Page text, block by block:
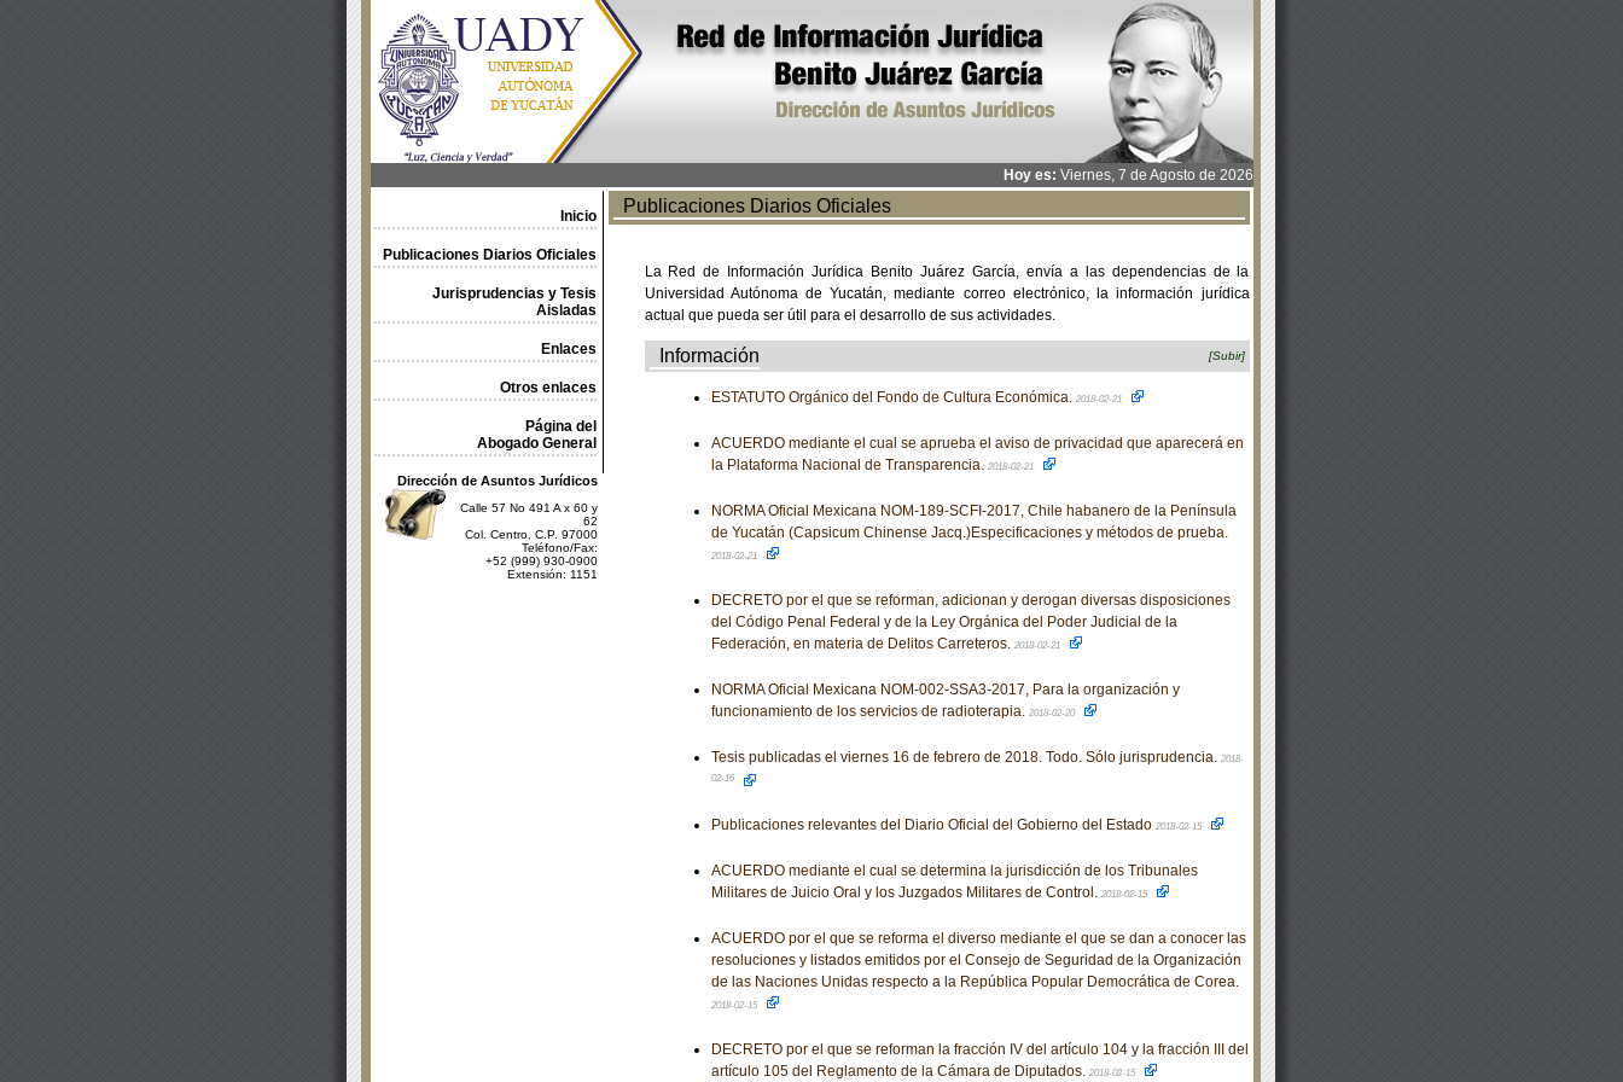
Hoy es: Viernes, 7 de Agosto de 2026
Inicio
Publicaciones Diarios Oficiales
Jurisprudencias y Tesis
Aisladas
Enlaces
Otros enlaces
Página del
Abogado General
Dirección de Asuntos Jurídicos
Calle 57 No 491 A x 60 y
62
Col. Centro, C.P. 97000
Teléfono/Fax:
+52 (999) 930-0900
Extensión: 1151
Publicaciones Diarios Oficiales
La Red de Información Jurídica Benito Juárez García, envía a las dependencias de la
Universidad Autónoma de Yucatán, mediante correo electrónico, la información jurídica
actual que pueda ser útil para el desarrollo de sus actividades.
Información [Subir]
ESTATUTO Orgánico del Fondo de Cultura Económica. 2018-02-21
ACUERDO mediante el cual se aprueba el aviso de privacidad que aparecerá en
la Plataforma Nacional de Transparencia. 2018-02-21
NORMA Oficial Mexicana NOM-189-SCFI-2017, Chile habanero de la Península
de Yucatán (Capsicum Chinense Jacq.)Especificaciones y métodos de prueba.
2018-02-21
DECRETO por el que se reforman, adicionan y derogan diversas disposiciones
del Código Penal Federal y de la Ley Orgánica del Poder Judicial de la
Federación, en materia de Delitos Carreteros. 2018-02-21
NORMA Oficial Mexicana NOM-002-SSA3-2017, Para la organización y
funcionamiento de los servicios de radioterapia. 2018-02-20
Tesis publicadas el viernes 16 de febrero de 2018. Todo. Sólo jurisprudencia. 2018-
02-16
Publicaciones relevantes del Diario Oficial del Gobierno del Estado 2018-02-15
ACUERDO mediante el cual se determina la jurisdicción de los Tribunales
Militares de Juicio Oral y los Juzgados Militares de Control. 2018-02-15
ACUERDO por el que se reforma el diverso mediante el que se dan a conocer las
resoluciones y listados emitidos por el Consejo de Seguridad de la Organización
de las Naciones Unidas respecto a la República Popular Democrática de Corea.
2018-02-15
DECRETO por el que se reforman la fracción IV del artículo 104 y la fracción III del
artículo 105 del Reglamento de la Cámara de Diputados. 2018-02-15